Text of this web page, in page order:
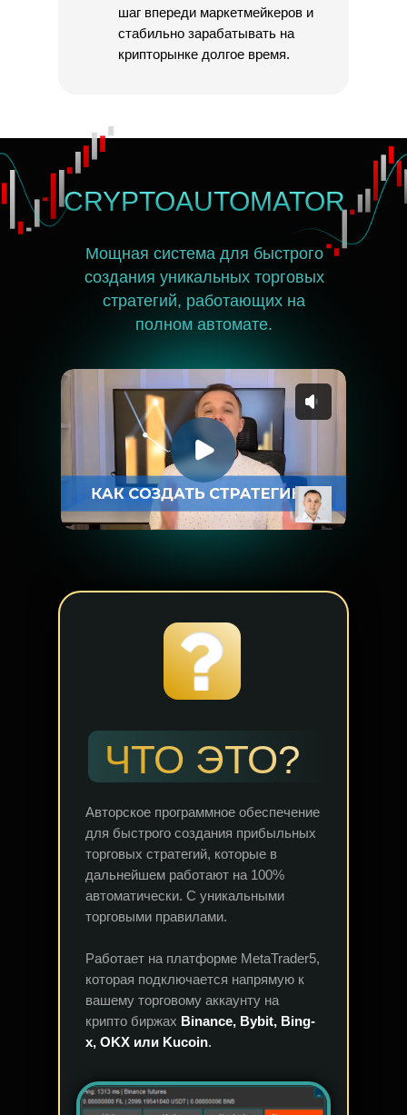
шаг впереди маркетмейкеров и
стабильно зарабатывать на
крипторынке долгое время.
Мощная система для быстрого
создания уникальных торговых
стратегий, работающих на
полном автомате.
CRYPTOAUTOMATOR
ЧТО ЭТО?
Авторское программное обеспечение
для быстрого создания прибыльных
торговых стратегий, которые в
дальнейшем работают на 100%
автоматически. С уникальными
торговыми правилами.
Работает на платформе MetaTrader5,
которая подключается напрямую к
вашему торговому аккаунту на
крипто биржах Binance, Bybit, Bing-
x, OKX или Kucoin.